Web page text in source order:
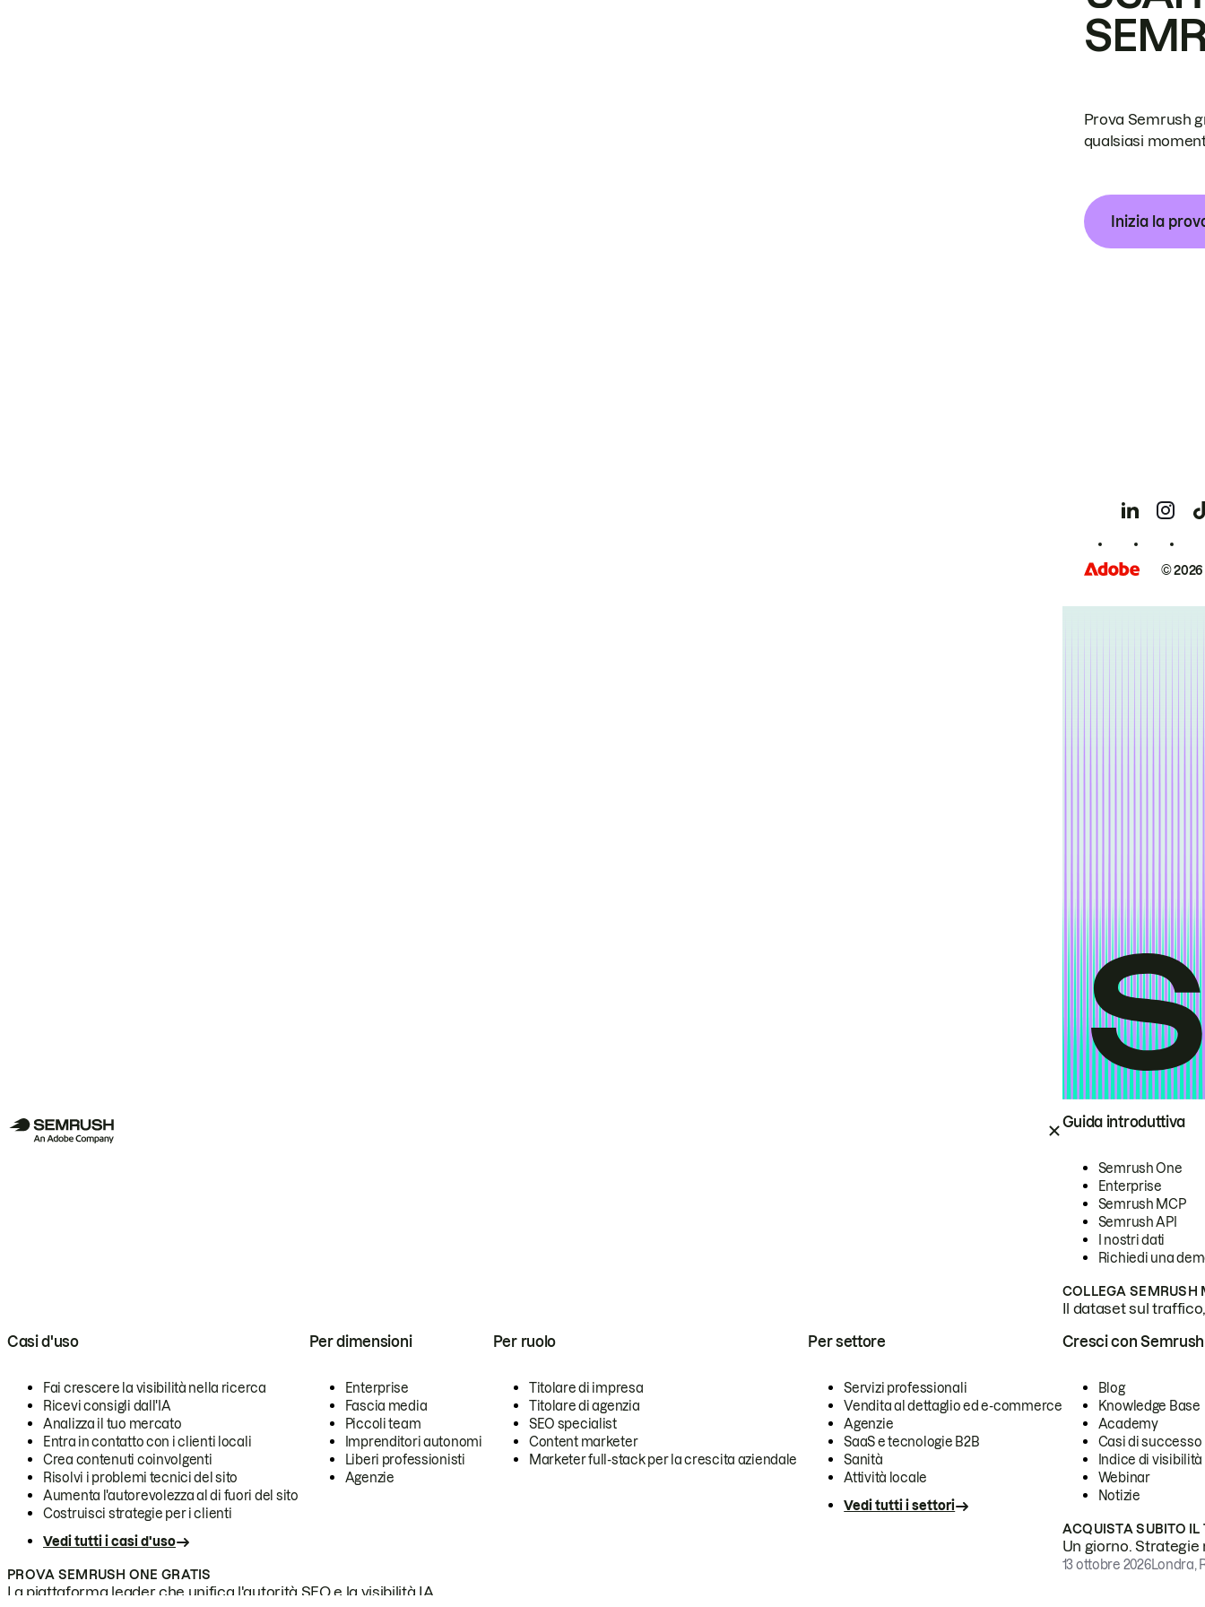
Guida introduttiva
Semrush One
Enterprise
Semrush MCP
Semrush API
I nostri dati
Richiedi una
COLLEGA SEMRUSH
Il dataset sul
Casi d'uso
Fai crescere la visibilità nella ricerca
Ricevi consigli dall'IA
Analizza il tuo mercato
Entra in contatto con i clienti locali
Crea contenuti coinvolgenti
Risolvi i problemi tecnici del sito
Aumenta l'autorevolezza al di fuori del sito
Costruisci strategie per i clienti
Vedi tutti i casi d'uso
Per dimensioni
Enterprise
Fascia media
Piccoli team
Imprenditori autonomi
Liberi professionisti
Agenzie
Per ruolo
Titolare di impresa
Titolare di agenzia
SEO specialist
Content marketer
Marketer full-stack per la crescita aziendale
Per settore
Servizi professionali
Vendita al dettaglio ed e-commerce
Agenzie
SaaS e tecnologie B2B
Sanità
Attività locale
Vedi tutti i settori
PROVA SEMRUSH ONE GRATIS
La piattaforma leader che unifica l'autorità SEO e la visibilità IA.
Cresci con Semrush
Blog
Knowledge Base
Academy
Casi di successo
Indice di visibilità
Webinar
Notizie
ACQUISTA SUBITO IL
Un giorno.
13 ottobre 2026Londra,
Prova Semrush
qualsiasi
Inizia la
©